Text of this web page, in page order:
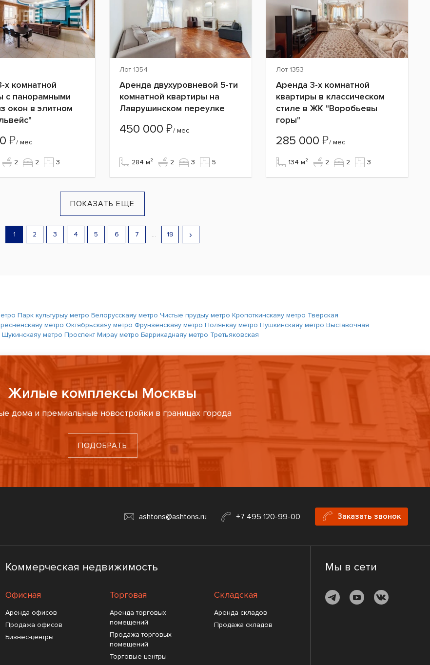
х комнатной
с панорамными
окон в элитном
₽/ мес
2 2 3
Лот 1354
Аренда двухуровневой 5-ти
комнатной квартиры на
Лаврушинском переулке
450 000 ₽/ мес
284 м² 2 3 5
Лот 1353
Аренда 3-х комнатной
квартиры в классическом
стиле в ЖК "Воробьевы
горы"
285 000 ₽/ мес
134 м² 2 2 3
ПОКАЗАТЬ ЕЩЕ
1 2 3 4 5 6 7 ... 19 ›
Парк культурыу метро Белорусскаяу метро Чистые прудыу метро Кропоткинскаяу метро Тверская
у метро Октябрьскаяу метро Фрунзенскаяу метро Полянкау метро Пушкинскаяу метро Выставочная
Щукинскаяу метро Проспект Мирау метро Баррикаднаяу метро Третьяковская
Жилые комплексы Москвы
дома и премиальные новостройки в границах города
ПОДОБРАТЬ
ashtons@ashtons.ru +7 495 120-99-00 Заказать звонок
Коммерческая недвижимость
Офисная
Аренда офисов
Продажа офисов
Бизнес-центры
Торговая
Аренда торговых
помещений
Продажа торговых
помещений
Торговые центры
Складская
Аренда складов
Продажа складов
Мы в сети